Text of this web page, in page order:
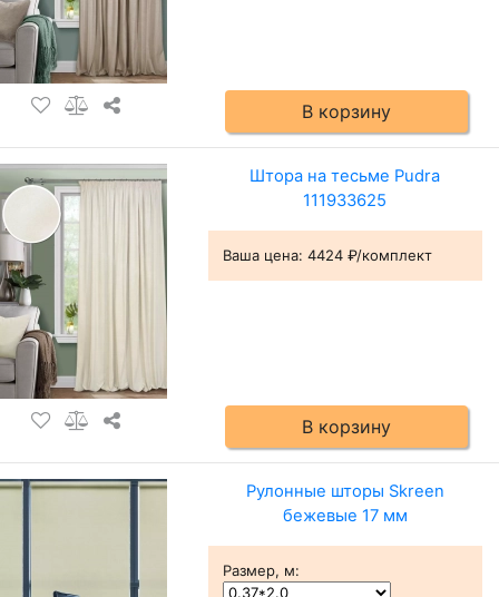
В корзину
Штора на тесьме Pudra
111933625
Ваша цена: 4424 ₽/комплект
В корзину
Рулонные шторы Skreen
бежевые 17 мм
Размер, м: